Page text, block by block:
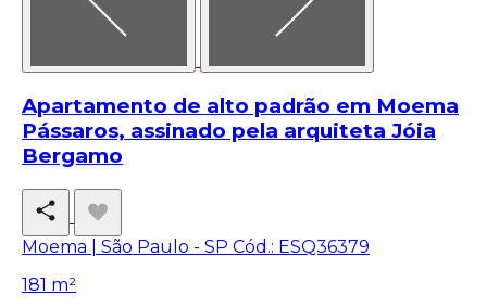
Apartamento de alto padrão em Moema
Pássaros, assinado pela arquiteta Jóia
Bergamo
Moema | São Paulo - SP Cód.: ESQ36379
181 m²